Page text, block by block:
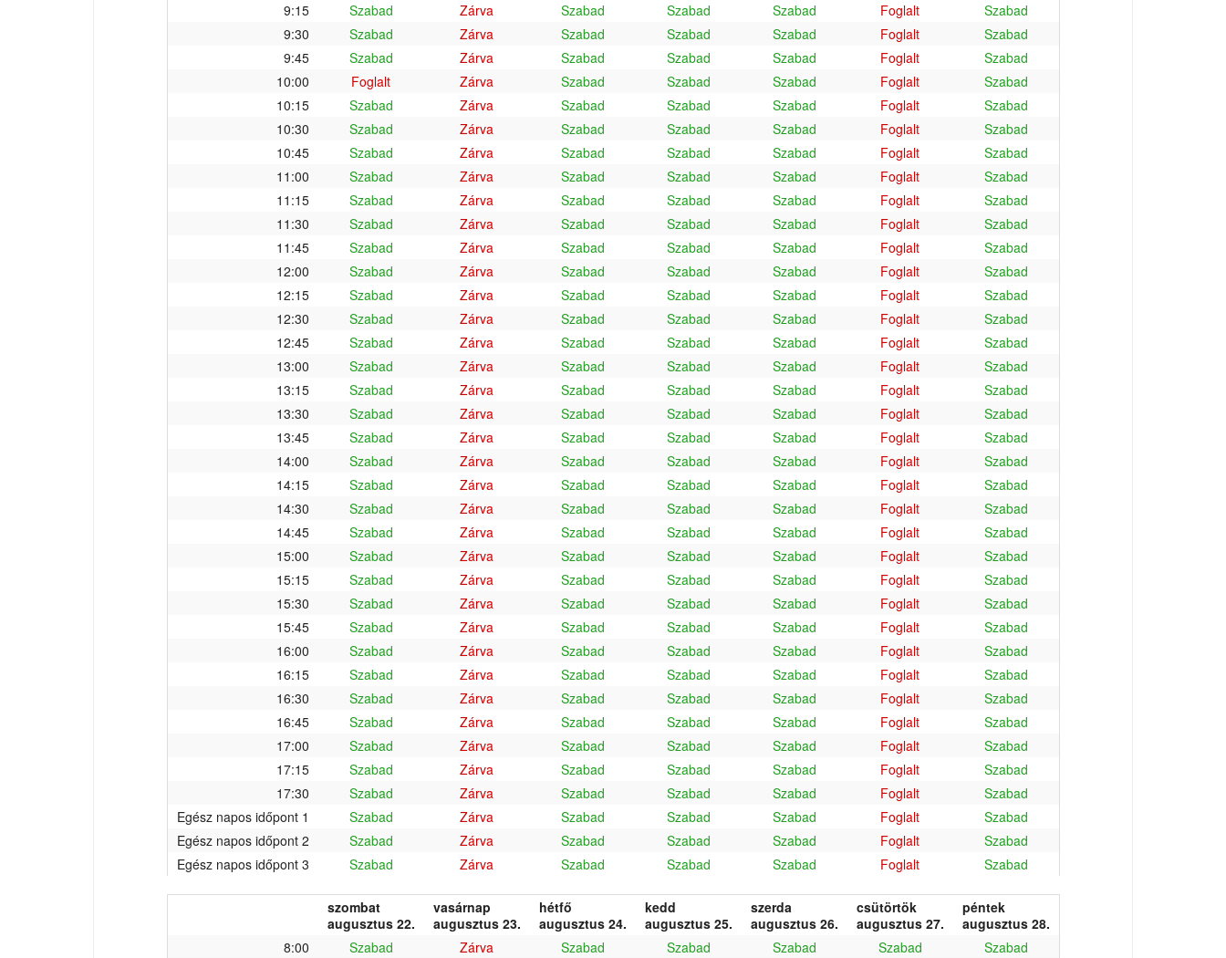
9:15
Szabad Zárva Szabad Szabad Szabad Foglalt
Szabad
9:30
Szabad Zárva Szabad Szabad Szabad Foglalt
Szabad
9:45
Szabad Zárva Szabad Szabad Szabad Foglalt
Szabad
10:00
Foglalt Zárva Szabad Szabad Szabad Foglalt
Szabad
10:15
Szabad Zárva Szabad Szabad Szabad Foglalt
Szabad
10:30
Szabad Zárva Szabad Szabad Szabad Foglalt
Szabad
10:45
Szabad Zárva Szabad Szabad Szabad Foglalt
Szabad
11:00
Szabad Zárva Szabad Szabad Szabad Foglalt
Szabad
11:15
Szabad Zárva Szabad Szabad Szabad Foglalt
Szabad
11:30
Szabad Zárva Szabad Szabad Szabad Foglalt
Szabad
11:45
Szabad Zárva Szabad Szabad Szabad Foglalt
Szabad
12:00
Szabad Zárva Szabad Szabad Szabad Foglalt
Szabad
12:15
Szabad Zárva Szabad Szabad Szabad Foglalt
Szabad
12:30
Szabad Zárva Szabad Szabad Szabad Foglalt
Szabad
12:45
Szabad Zárva Szabad Szabad Szabad Foglalt
Szabad
13:00
Szabad Zárva Szabad Szabad Szabad Foglalt
Szabad
13:15
Szabad Zárva Szabad Szabad Szabad Foglalt
Szabad
13:30
Szabad Zárva Szabad Szabad Szabad Foglalt
Szabad
13:45
Szabad Zárva Szabad Szabad Szabad Foglalt
Szabad
14:00
Szabad Zárva Szabad Szabad Szabad Foglalt
Szabad
14:15
Szabad Zárva Szabad Szabad Szabad Foglalt
Szabad
14:30
Szabad Zárva Szabad Szabad Szabad Foglalt
Szabad
14:45
Szabad Zárva Szabad Szabad Szabad Foglalt
Szabad
15:00
Szabad Zárva Szabad Szabad Szabad Foglalt
Szabad
15:15
Szabad Zárva Szabad Szabad Szabad Foglalt
Szabad
15:30
Szabad Zárva Szabad Szabad Szabad Foglalt
Szabad
15:45
Szabad Zárva Szabad Szabad Szabad Foglalt
Szabad
16:00
Szabad Zárva Szabad Szabad Szabad Foglalt
Szabad
16:15
Szabad Zárva Szabad Szabad Szabad Foglalt
Szabad
16:30
Szabad Zárva Szabad Szabad Szabad Foglalt
Szabad
16:45
Szabad Zárva Szabad Szabad Szabad Foglalt
Szabad
17:00
Szabad Zárva Szabad Szabad Szabad Foglalt
Szabad
17:15
Szabad Zárva Szabad Szabad Szabad Foglalt
Szabad
17:30
Szabad Zárva Szabad Szabad Szabad Foglalt
Szabad
Egész napos időpont 1
Szabad Zárva Szabad Szabad Szabad Foglalt
Szabad
Egész napos időpont 2
Szabad Zárva Szabad Szabad Szabad Foglalt
Szabad
Egész napos időpont 3
Szabad Zárva Szabad Szabad Szabad Foglalt Szabad
szombat
augusztus 22.
vasárnap
augusztus 23.
hétfő
augusztus 24.
kedd
augusztus 25.
szerda
augusztus 26.
csütörtök
augusztus 27.
péntek
augusztus 28.
8:00
Szabad Zárva Szabad Szabad Szabad Szabad
Szabad